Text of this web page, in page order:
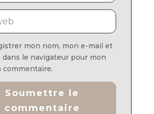
mon nom, mon e-mail et
dans le navigateur pour mon
commentaire.
Soumettre le
commentaire